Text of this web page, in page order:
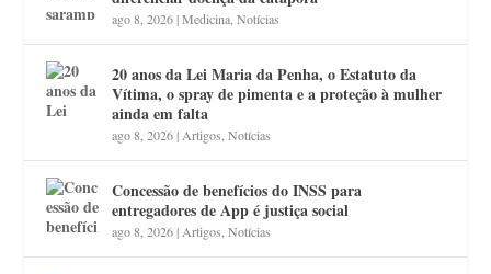
ago 8, 2026|Medicina ,Notícias
20 anos da Lei Maria da Penha, o Estatuto da
Vítima, o spray de pimenta e a proteção à mulher
ainda em falta
ago 8, 2026| Artigos ,Notícias
Concessão de benefícios do INSS para
entregadores de App é justiça social
ago 8, 2026| Artigos ,Notícias